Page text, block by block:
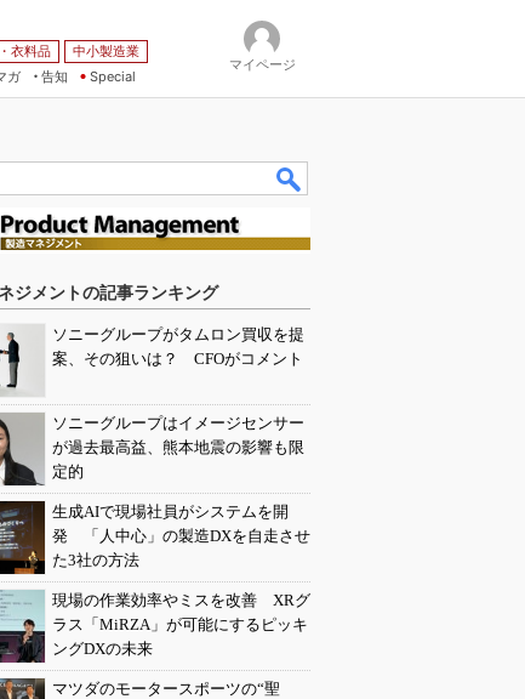
衣料品
中小製造業
ガ
告知 Special
マイページ
ジメントの記事ランキング
ソニーグループがタムロン買収を提
案、その狙いは？ CFOがコメント
ソニーグループはイメージセンサー
が過去最高益、熊本地震の影響も限
定的
生成AIで現場社員がシステムを開
発 「人中心」の製造DXを自走させ
た3社の方法
現場の作業効率やミスを改善 XRグ
ラス「MiRZA」が可能にするピッキ
ングDXの未来
マツダのモータースポーツの“聖